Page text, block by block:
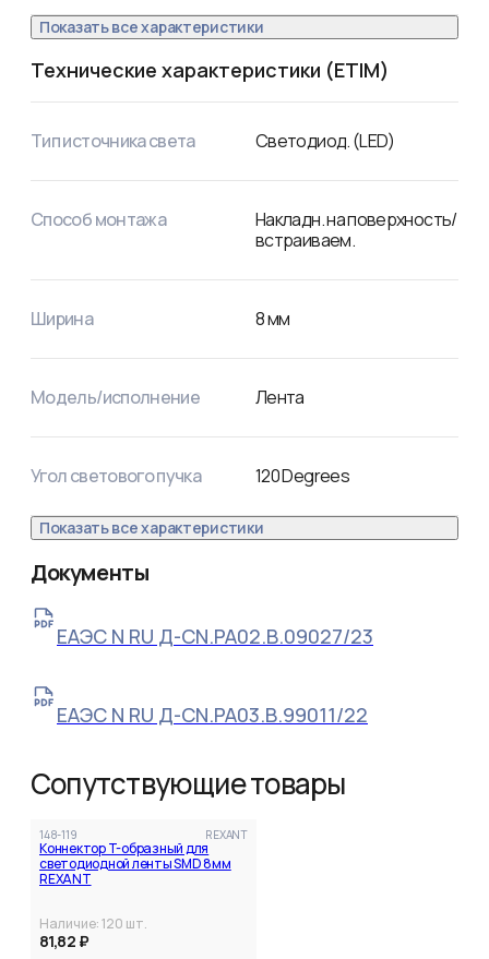
Показать все характеристики
Технические характеристики (ETIM)
Тип источника света Светодиод. (LED)
Способ монтажа
Накладн. на поверхность/
встраиваем.
Ширина 8мм
Модель/исполнение Лента
Угол светового пучка 120Degrees
Показать все характеристики
Документы
ЕАЭС N RU Д-CN.РА02.В.09027/23
ЕАЭС N RU Д-CN.РА03.В.99011/22
Сопутствующие товары
148-119 REXANT
Коннектор T-образный для
светодиодной ленты SMD 8мм
REXANT
Наличие:120 шт.
81,82 ₽